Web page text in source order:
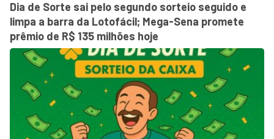
Dia de Sorte sai pelo segundo sorteio seguido e
limpa a barra da Lotofácil; Mega-Sena promete
prêmio de R$ 135 milhões hoje